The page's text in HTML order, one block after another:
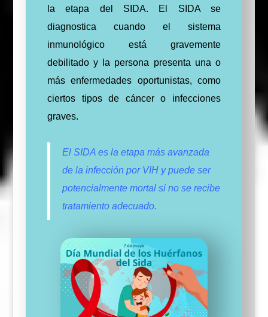
la etapa del SIDA. El SIDA se
diagnostica cuando el sistema
inmunológico está gravemente
debilitado y la persona presenta una o
más enfermedades oportunistas, como
ciertos tipos de cáncer o infecciones
graves.
El SIDA es la etapa más avanzada
de la infección por VIH y puede ser
potencialmente mortal si no se recibe
tratamiento adecuado.